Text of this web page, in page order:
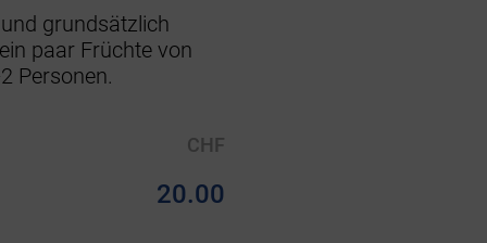
grundsätzlich
paar Früchte von
Personen.
CHF
20.00